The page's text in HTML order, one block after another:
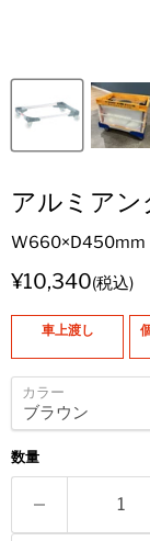
アルミアン
W660×D450mm
現在の価格
¥10,340(税込)
車上渡し
カラー
数量